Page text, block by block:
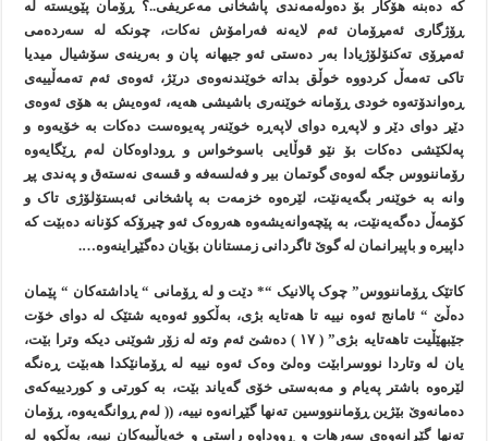
کە دەبنە هۆکار بۆ دەوڵەمەندی پاشخانی مەعريفی..؟ ڕۆمان پێويستە لە
ڕۆژگاری ئەمڕۆمان ئەم لايەنە فەرامۆش نەکات، چونکە لە سەردەمی
ئەمڕۆی تەکنۆلۆژيادا بەر دەستی ئەو جيهانە پان و بەرينەی سۆشيال ميديا
تاکی تەمەڵ کردووە خوڵق بداتە خوێندنەوەی درێژ، ئەوەی ئەم تەمەڵييەی
ڕەواندۆتەوە خودی ڕۆمانە خوێنەری باشيشی هەيە، ئەوەيش بە هۆی ئەوەی
دێڕ دوای دێر و لاپەڕە دوای لاپەڕە خوێنەر پەيوەست دەکات بە خۆيەوە و
پەلکێشی دەکات بۆ نێو قوڵایی باسوخواس و ڕوداوەکان لەم ڕێگايەوە
رۆماننووس جگە لەوەی گوتمان بير و فەلسەفە و قسەی نەستەق و پەندی پڕ
وانە بە خوێنەر بگەيەنێت، لێرەوە خزمەت بە پاشخانی ئەبستۆلۆژی تاک و
کۆمەڵ دەگەيەنێت، بە پێچەوانەيشەوە هەروەک ئەو چيرۆکە کۆنانە دەبێت کە
داپيرە و باپيرانمان لە گوێ ئاگردانی زمستانان بۆيان دەگێڕاينەوە….
کاتێک ڕۆماننووس” چوک پالانيک “* دێت و لە ڕۆمانی “ ياداشتەکان “ پێمان
دەڵێ “ ئامانج ئەوە نييە تا هەتايە بژی، بەڵکوو ئەوەيە شتێک لە دوای خۆت
جێبهێڵيت تاهەتايە بژی” ( ١٧ ) دەشێ ئەم وتە لە زۆر شوێنی ديکە وترا بێت،
يان لە وتاردا نووسرابێت وەلێ وەک ئەوە نييە لە ڕۆمانێکدا هەبێت ڕەنگە
لێرەوە باشتر پەيام و مەبەستی خۆی گەياند بێت، بە کورتی و کوردييەکەی
دەمانەوێ بێژين ڕۆماننووسين تەنها گێڕانەوە نييە، (( لەم ڕوانگەيەوە، ڕۆمان
تەنها گێڕانەوەی سەرهات و ڕووداوە راستی و خەياڵييەکان نييە، بەڵکوو لە